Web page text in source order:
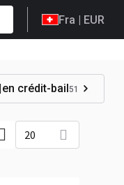
Fra | EUR
en crédit-bail51
20